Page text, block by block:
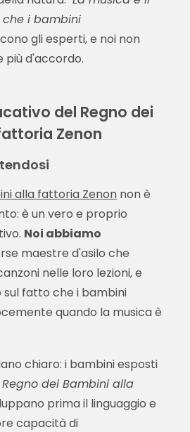
i bambini
gli esperti, e noi non
più d'accordo.
del Regno dei
Zenon
alla fattoria Zenonnon è
è un vero e proprio
Noi abbiamo
maestre d'asilo che
nelle loro lezioni, e
fatto che i bambini
quando la musica è
chiaro: i bambini esposti
Regno dei Bambini alla
prima il linguaggio e
capacità di